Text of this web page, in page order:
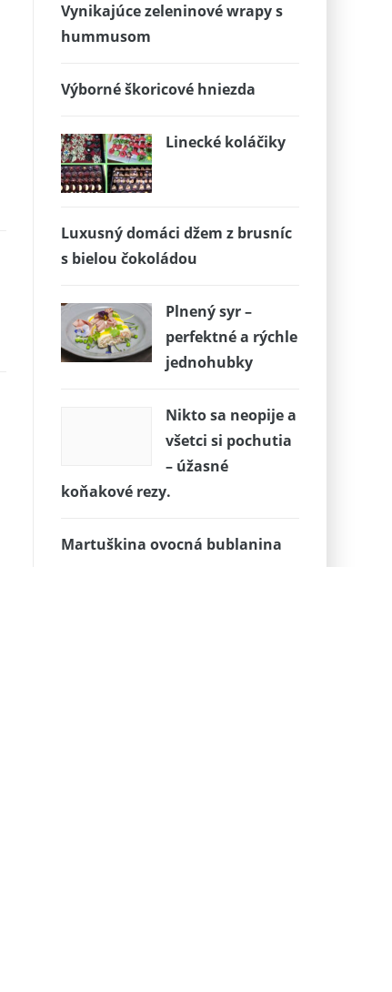
Vynikajúce zeleninové wrapy s
hummusom
Výborné škoricové hniezda
Linecké koláčiky
Luxusný domáci džem z brusníc
s bielou čokoládou
Plnený syr –
perfektné a rýchle
jednohubky
Nikto sa neopije a
všetci si pochutia
– úžasné
koňakové rezy.
Martuškina ovocná bublanina